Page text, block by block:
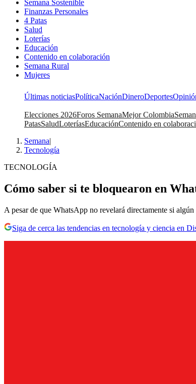
Semana Sostenible
Finanzas Personales
4 Patas
Salud
Loterías
Educación
Contenido en colaboración
Semana Rural
Mujeres
Últimas noticiasPolíticaNaciónDineroDeportes
Elecciones 2026Foros SemanaMejor Colombia
PatasSaludLoteríasEducaciónContenido en
Semana|
Tecnología
TECNOLOGÍA
Cómo saber si te bloquearon en
A pesar de que WhatsApp no revelará directamente si
Siga de cerca las tendencias en tecnología y ciencia en